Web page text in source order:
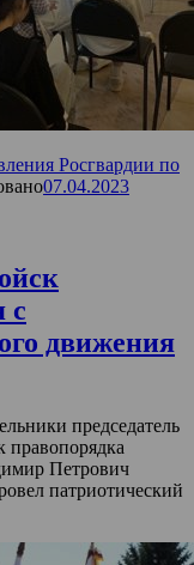
Росгвардии по
07.04.2023
с
движения
председатель
правопорядка
Петрович
патриотический